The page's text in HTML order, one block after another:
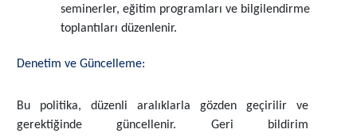
seminerler, eğitim programları ve bilgilendirme
toplantıları düzenlenir.
Denetim ve Güncelleme:
Bu politika, düzenli aralıklarla gözden geçirilir ve
gerektiğinde güncellenir. Geri bildirim